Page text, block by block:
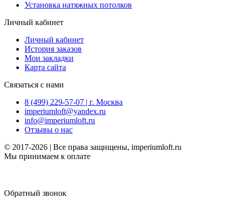
Установка натяжных потолков
Личный кабинет
Личный кабинет
История заказов
Мои закладки
Карта сайта
Связаться с нами
8 (499) 229-57-07 | г. Москва
imperiumloft@yandex.ru
info@imperiumloft.ru
Отзывы о нас
© 2017-2026 | Все права защищены, imperiumloft.ru
Мы принимаем к оплате
Обратный звонок